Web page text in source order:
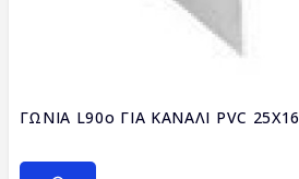
ΓΩΝΙΑ L90ο ΓΙΑ ΚΑΝΑΛΙ PVC 25X16